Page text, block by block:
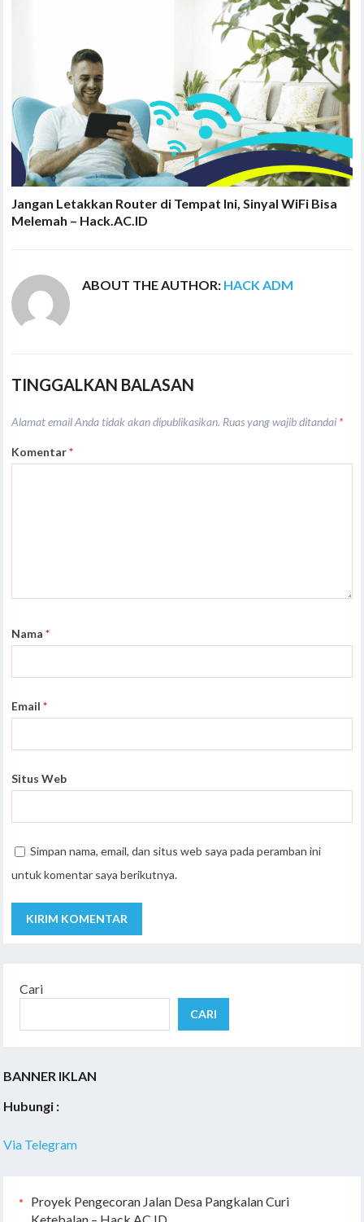
Jangan Letakkan Router di Tempat Ini, Sinyal WiFi Bisa
Melemah – Hack.AC.ID
ABOUT THE AUTHOR: HACK ADM
TINGGALKAN BALASAN
Alamat email Anda tidak akan dipublikasikan. Ruas yang wajib ditandai *
Komentar*
Nama*
Email*
Situs Web
Simpan nama, email, dan situs web saya pada peramban ini
untuk komentar saya berikutnya.
Cari
CARI
BANNER IKLAN
Hubungi :
Via Telegram
Proyek Pengecoran Jalan Desa Pangkalan Curi